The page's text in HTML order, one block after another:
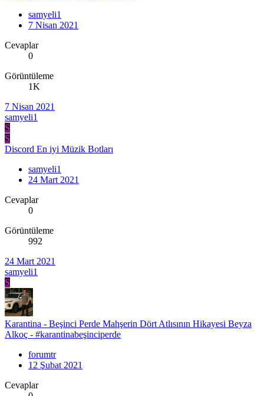
samyeli1
7 Nisan 2021
Cevaplar
0
Görüntüleme
1K
7 Nisan 2021
samyeli1
S
S
Discord En iyi Müzik Botları
samyeli1
24 Mart 2021
Cevaplar
0
Görüntüleme
992
24 Mart 2021
samyeli1
S
Karantina - Beşinci Perde Mahşerin Dört Atlısının Hikayesi Beyza
Alkoç - #karantinabeşinciperde
forumtr
12 Şubat 2021
Cevaplar